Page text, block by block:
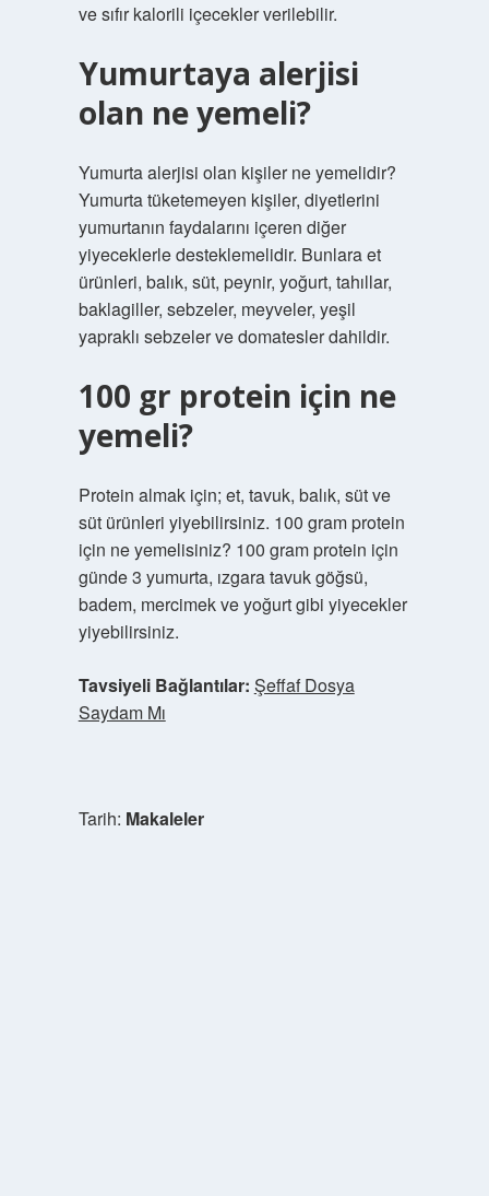
ve sıfır kalorili içecekler verilebilir.
Yumurtaya alerjisi
olan ne yemeli?
Yumurta alerjisi olan kişiler ne yemelidir?
Yumurta tüketemeyen kişiler, diyetlerini
yumurtanın faydalarını içeren diğer
yiyeceklerle desteklemelidir. Bunlara et
ürünleri, balık, süt, peynir, yoğurt, tahıllar,
baklagiller, sebzeler, meyveler, yeşil
yapraklı sebzeler ve domatesler dahildir.
100 gr protein için ne
yemeli?
Protein almak için; et, tavuk, balık, süt ve
süt ürünleri yiyebilirsiniz. 100 gram protein
için ne yemelisiniz? 100 gram protein için
günde 3 yumurta, ızgara tavuk göğsü,
badem, mercimek ve yoğurt gibi yiyecekler
yiyebilirsiniz.
Tavsiyeli Bağlantılar: Şeffaf Dosya
Saydam Mı
Tarih: Makaleler